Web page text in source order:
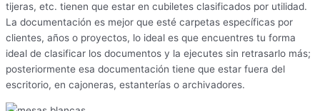
tijeras, etc. tienen que estar en cubiletes clasificados por utilidad.
La documentación es mejor que esté carpetas específicas por
clientes, años o proyectos, lo ideal es que encuentres tu forma
ideal de clasificar los documentos y la ejecutes sin retrasarlo más;
posteriormente esa documentación tiene que estar fuera del
escritorio, en cajoneras, estanterías o archivadores.